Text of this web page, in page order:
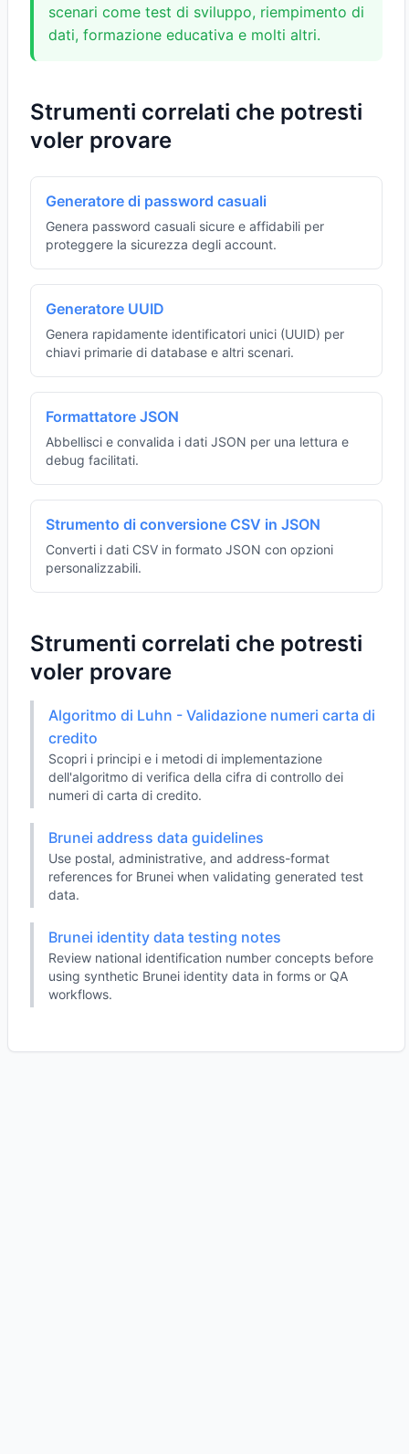
scenari come test di sviluppo, riempimento di
dati, formazione educativa e molti altri.
Strumenti correlati che potresti
voler provare
Generatore di password casuali
Genera password casuali sicure e affidabili per
proteggere la sicurezza degli account.
Generatore UUID
Genera rapidamente identificatori unici (UUID) per
chiavi primarie di database e altri scenari.
Formattatore JSON
Abbellisci e convalida i dati JSON per una lettura e
debug facilitati.
Strumento di conversione CSV in JSON
Converti i dati CSV in formato JSON con opzioni
personalizzabili.
Strumenti correlati che potresti
voler provare
Algoritmo di Luhn - Validazione numeri carta di
credito
Scopri i principi e i metodi di implementazione
dell'algoritmo di verifica della cifra di controllo dei
numeri di carta di credito.
Brunei address data guidelines
Use postal, administrative, and address-format
references for Brunei when validating generated test
data.
Brunei identity data testing notes
Review national identification number concepts before
using synthetic Brunei identity data in forms or QA
workflows.